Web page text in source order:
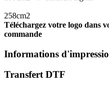
258cm2
Téléchargez votre logo dans
commande
Informations
Transfert DTF